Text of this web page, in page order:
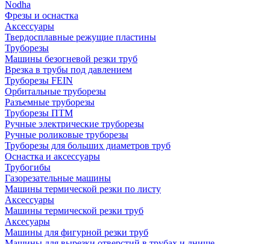
Nodha
Фрезы и оснастка
Аксессуары
Твердосплавные режущие пластины
Труборезы
Машины безогневой резки труб
Врезка в трубы под давлением
Труборезы FEIN
Орбитальные труборезы
Разъемные труборезы
Труборезы ПТМ
Ручные электрические труборезы
Ручные роликовые труборезы
Труборезы для больших диаметров труб
Оснастка и аксессуары
Трубогибы
Газорезательные машины
Машины термической резки по листу
Аксессуары
Машины термической резки труб
Аксесуары
Машины для фигурной резки труб